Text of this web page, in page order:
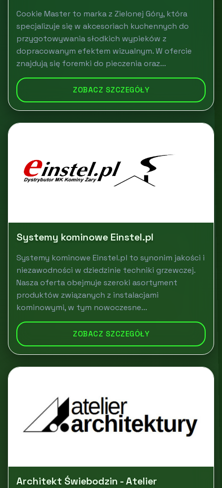
Cookie Master to marka z Zielonej Góry, która
specjalizuje się w akcesoriach kuchennych do
przygotowywania słodkich wypieków z
dopracowanym efektem wizualnym. W ofercie
znajdują się foremki do pieczenia oraz...
ZOBACZ SZCZEGÓŁY
Systemy kominowe Einstel.pl
Systemy kominowe Einstel.pl to synonim jakości i
niezawodności w dziedzinie techniki grzewczej.
Nasza oferta obejmuje szeroki asortyment
produktów związanych z instalacjami
kominowymi, w tym nowoczesne...
ZOBACZ SZCZEGÓŁY
Architekt Świebodzin - Atelier